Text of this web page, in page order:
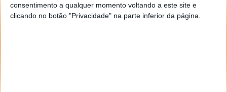
consentimento a qualquer momento voltando a este site e
clicando no botão "Privacidade" na parte inferior da página.